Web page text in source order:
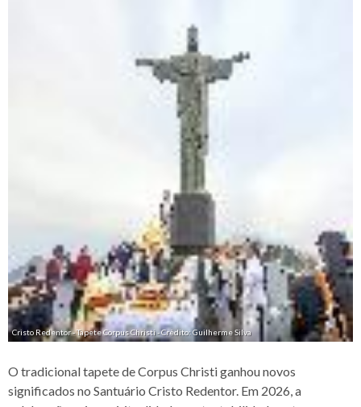
Cristo Redentor - Tapete Corpus Christi - Crèdito: Guilherme Silva
O tradicional tapete de Corpus Christi ganhou novos
significados no Santuário Cristo Redentor. Em 2026, a